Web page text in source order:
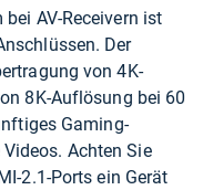
AV-Receivern ist
Der
von 4K-
8K-Auflösung bei 60
Gaming-
Achten Sie
2.1-Ports ein Gerät